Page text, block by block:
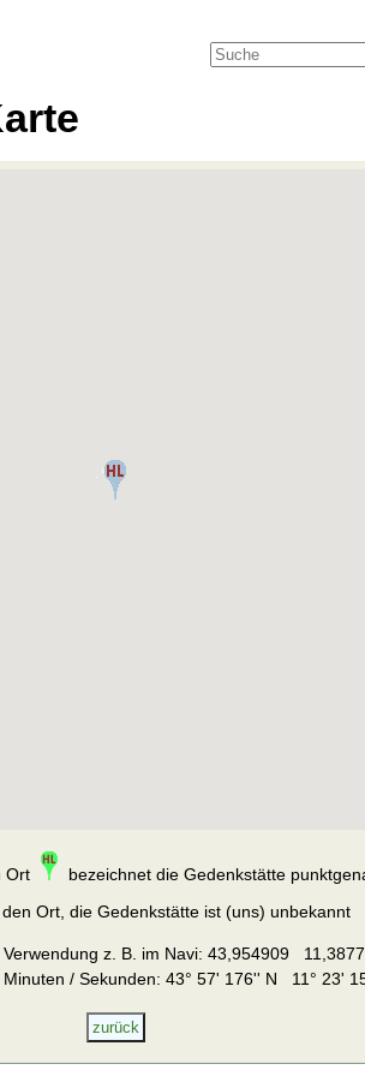
Ort
bezeichnet die Gedenkstätte
Ort, die Gedenkstätte ist (uns) unbekannt
z. B. im Navi: 43,954909
/ Sekunden: 43° 57' 176'' N 11° 23'